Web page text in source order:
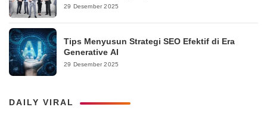
29 Desember 2025
Tips Menyusun Strategi SEO Efektif di Era
Generative AI
29 Desember 2025
DAILY VIRAL